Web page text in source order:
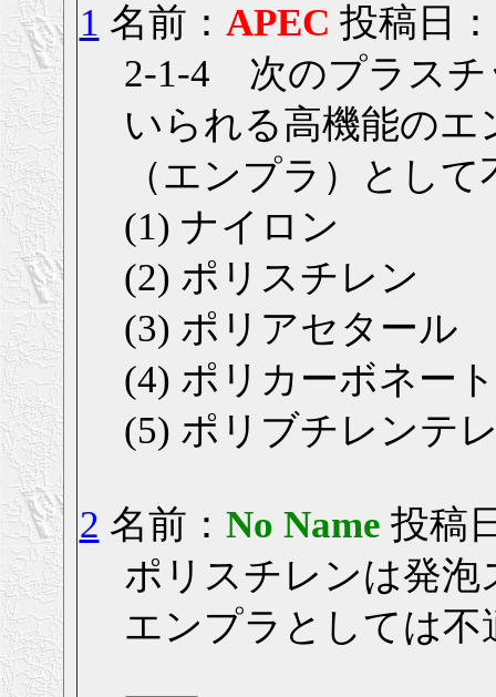
1 名前： APEC 投稿日
2-1-4 次のプラスチ
いられる高機能の
（エンプラ）とし
(1) ナイロン
(2) ポリスチレン
(3) ポリアセタール
(4) ポリカーボネート
(5) ポリブチレンテ
2 名前： No Name 投稿
ポリスチレンは発
エンプラとしては